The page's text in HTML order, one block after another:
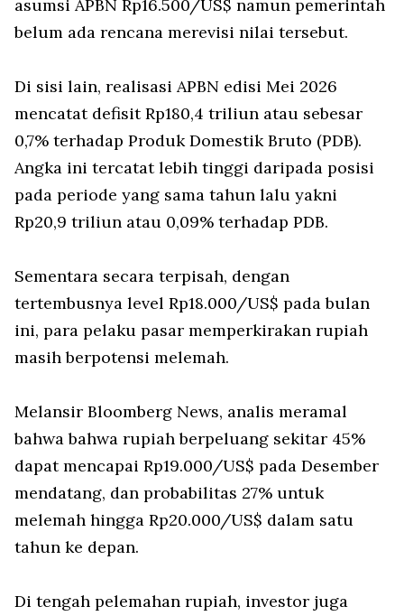
asumsi APBN Rp16.500/US$ namun pemerintah
belum ada rencana merevisi nilai tersebut.
Di sisi lain, realisasi APBN edisi Mei 2026
mencatat defisit Rp180,4 triliun atau sebesar
0,7% terhadap Produk Domestik Bruto (PDB).
Angka ini tercatat lebih tinggi daripada posisi
pada periode yang sama tahun lalu yakni
Rp20,9 triliun atau 0,09% terhadap PDB.
Sementara secara terpisah, dengan
tertembusnya level Rp18.000/US$ pada bulan
ini, para pelaku pasar memperkirakan rupiah
masih berpotensi melemah.
Melansir Bloomberg News, analis meramal
bahwa bahwa rupiah berpeluang sekitar 45%
dapat mencapai Rp19.000/US$ pada Desember
mendatang, dan probabilitas 27% untuk
melemah hingga Rp20.000/US$ dalam satu
tahun ke depan.
Di tengah pelemahan rupiah, investor juga